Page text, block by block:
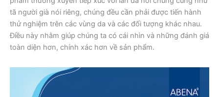
tã người già nói riêng, chúng đều cần phải được tiến hành
thử nghiệm trên các vùng da và các đối tượng khác nhau.
Điều này nhằm giúp chúng ta có cái nhìn và những đánh giá
toàn diện hơn, chính xác hơn về sản phẩm.